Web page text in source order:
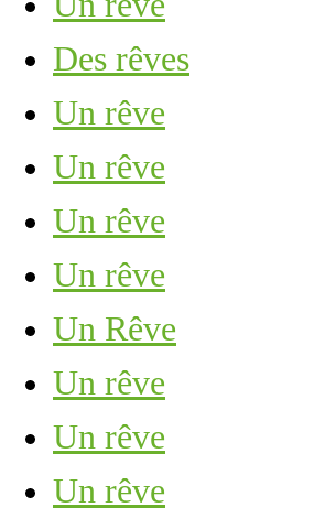
Des rêves
Un rêve
Un rêve
Un rêve
Un rêve
Un Rêve
Un rêve
Un rêve
Un rêve